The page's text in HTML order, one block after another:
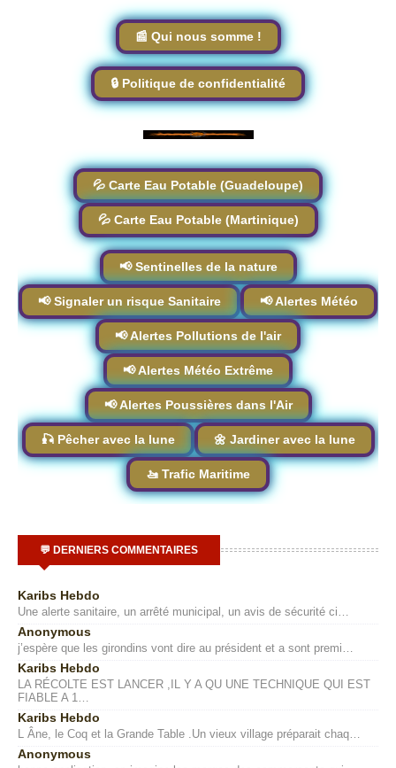
📰 Qui nous somme !
🔒 Politique de confidentialité
💦 Carte Eau Potable (Guadeloupe)
💦 Carte Eau Potable (Martinique)
📢 Sentinelles de la nature
📢 Signaler un risque Sanitaire 📢 Alertes Météo
📢 Alertes Pollutions de l'air
📢 Alertes Météo Extrême
📢 Alertes Poussières dans l'Air
🎣 Pêcher avec la lune 🌼 Jardiner avec la lune
🚤 Trafic Maritime
💬 DERNIERS COMMENTAIRES
Karibs Hebdo
Une alerte sanitaire, un arrêté municipal, un avis de sécurité ci…
Anonymous
j’espère que les girondins vont dire au président et a sont premi…
Karibs Hebdo
LA RÉCOLTE EST LANCER ,IL Y A QU UNE TECHNIQUE QUI EST
FIABLE A 1…
Karibs Hebdo
L Âne, le Coq et la Grande Table .Un vieux village préparait chaq…
Anonymous